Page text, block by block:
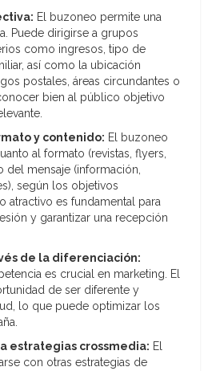
El buzoneo permite una
Puede dirigirse a grupos
como ingresos, tipo de
así como la ubicación
postales, áreas circundantes o
bien al público objetivo
y contenido: El buzoneo
al formato (revistas, flyers,
del mensaje (información,
según los objetivos
atractivo es fundamental para
y garantizar una recepción
de la diferenciación:
es crucial en marketing. El
de ser diferente y
lo que puede optimizar los
estrategias crossmedia: El
con otras estrategias de